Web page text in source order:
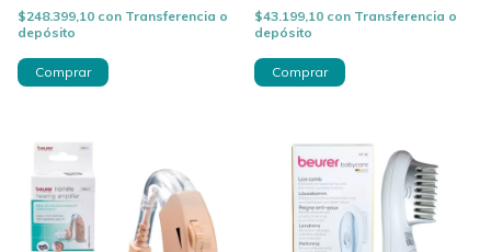
$248.399,10 con Transferencia o
depósito
$43.199,10 con Transferencia o
depósito